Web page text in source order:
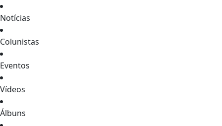
Notícias
Colunistas
Eventos
Vídeos
Álbuns